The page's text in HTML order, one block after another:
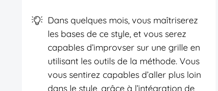
Dans quelques mois, vous maîtriserez
les bases de ce style, et vous serez
capables d’improvser sur une grille en
utilisant les outils de la méthode. Vous
vous sentirez capables d’aller plus loin
dans le style, grâce à l’intégration de